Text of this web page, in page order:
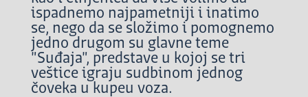
ispadnemo najpametniji i inatimo
se, nego da se složimo i pomognemo
jedno drugom su glavne teme
"Suđaja", predstave u kojoj se tri
veštice igraju sudbinom jednog
čoveka u kupeu voza.